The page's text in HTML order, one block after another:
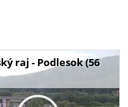
raj - Podlesok (56